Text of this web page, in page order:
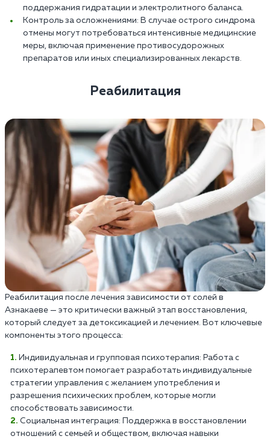
поддержания гидратации и электролитного баланса.
Контроль за осложнениями: В случае острого синдрома
отмены могут потребоваться интенсивные медицинские
меры, включая применение противосудорожных
препаратов или иных специализированных лекарств.
Реабилитация
Реабилитация после лечения зависимости от солей в
Азнакаеве — это критически важный этап восстановления,
который следует за детоксикацией и лечением. Вот ключевые
компоненты этого процесса:
Индивидуальная и групповая психотерапия: Работа с
психотерапевтом помогает разработать индивидуальные
стратегии управления с желанием употребления и
разрешения психических проблем, которые могли
способствовать зависимости.
Социальная интеграция: Поддержка в восстановлении
отношений с семьей и обществом, включая навыки